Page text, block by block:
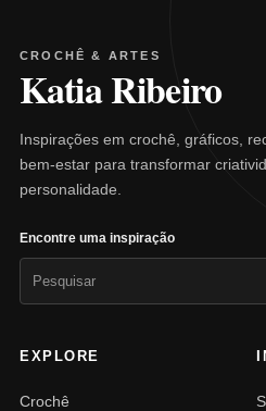
CROCHÊ & ARTES
Katia Ribeiro
Inspirações em crochê, gráficos,
bem-estar para transformar
personalidade.
Encontre uma inspiração
EXPLORE
Crochê